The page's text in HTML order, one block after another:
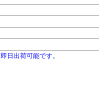
日出荷可能です。